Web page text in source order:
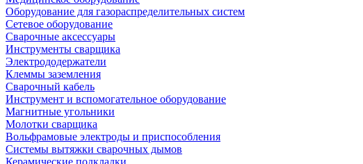
Оборудование для газораспределительных систем
Сетевое оборудование
Сварочные аксессуары
Инструменты сварщика
Электрододержатели
Клеммы заземления
Сварочный кабель
Инструмент и вспомогательное оборудование
Магнитные угольники
Молотки сварщика
Вольфрамовые электроды и приспособления
Системы вытяжки сварочных дымов
Керамические подкладки